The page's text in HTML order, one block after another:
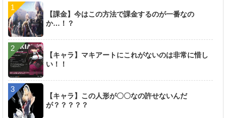
【課金】今はこの方法で課金するのが一番なの
か…！？
【キャラ】マキアートにこれがないのは非常に惜し
い！！
【キャラ】この人形が〇〇なの許せないんだ
が？？？？？